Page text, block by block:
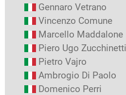
Gennaro Vetrano
Vincenzo Comune
Marcello Maddalone
Piero Ugo Zucchinetti
Pietro Vajro
Ambrogio Di Paolo
Domenico Perri